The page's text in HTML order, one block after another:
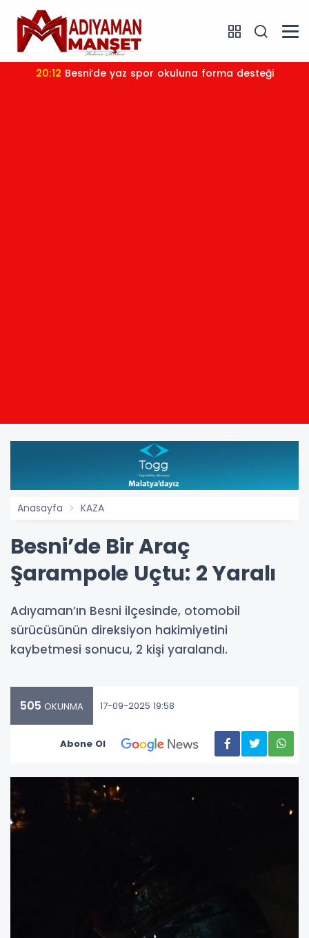
20:12 Besni’de yaz spor okuluna forma desteği
Anasayfa KAZA
Besni’de Bir Araç
Şarampole Uçtu: 2 Yaralı
Adıyaman’ın Besni ilçesinde, otomobil
sürücüsünün direksiyon hakimiyetini
kaybetmesi sonucu, 2 kişi yaralandı.
505 OKUNMA 17-09-2025 19:58
Abone Ol